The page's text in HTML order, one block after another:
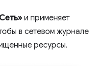
и применяет
в сетевом журнале
ресурсы.